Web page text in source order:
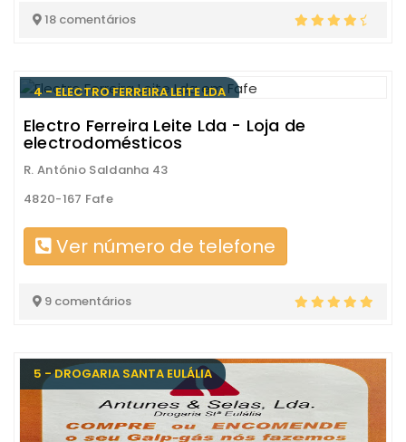
18 comentários
4 - ELECTRO FERREIRA LEITE LDA
Electro Ferreira Leite Lda - Loja de
electrodomésticos
R. António Saldanha 43
4820-167 Fafe
Ver número de telefone
9 comentários
5 - DROGARIA SANTA EULÁLIA